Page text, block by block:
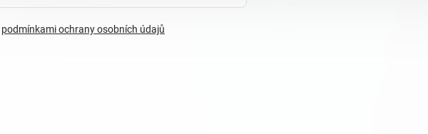
podmínkami ochrany osobních údajů